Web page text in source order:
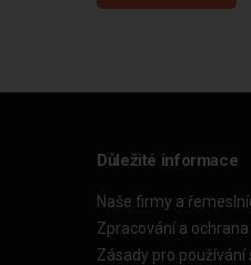
Důležité informace
Naše firmy a
Zpracování a
Zásady pro používání